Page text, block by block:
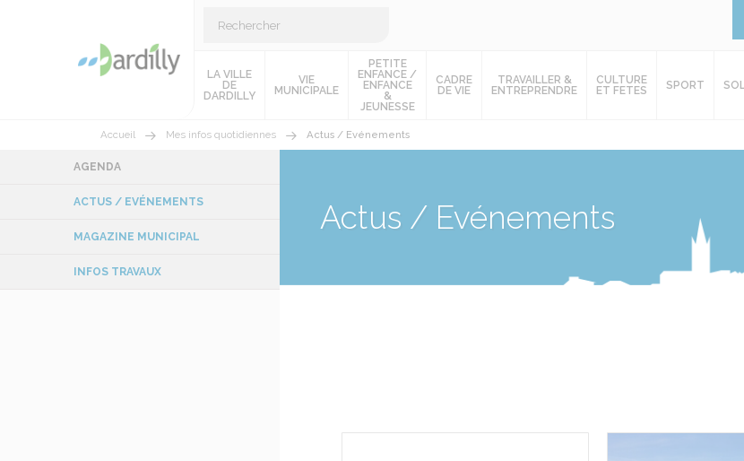
LA VILLE
DE
DARDILLY
VIE
MUNICIPALE
PETITE
ENFANCE /
ENFANCE
&
JEUNESSE
CADRE
DE VIE
TRAVAILLER &
ENTREPRENDRE
CULTURE
ET FETES
SPORT
Accueil Mes infos quotidiennes Actus / Evénements
Actus / Evénements
AGENDA
ACTUS / EVÉNEMENTS
MAGAZINE MUNICIPAL
INFOS TRAVAUX